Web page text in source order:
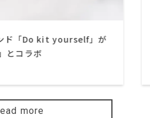
ド「Do kit yourself」が
とコラボ
more